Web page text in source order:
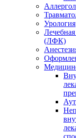
Урология
Лечебная
(ЛФК)